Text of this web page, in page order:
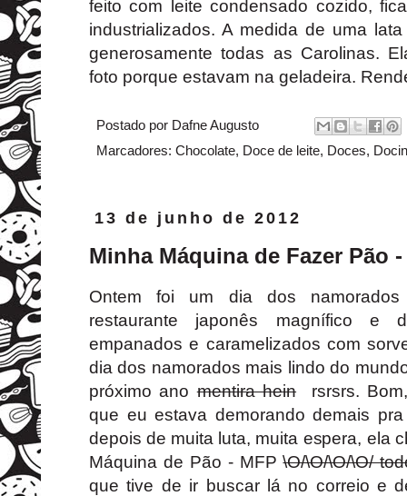
feito com leite condensado cozido,
industrializados. A medida de uma
generosamente todas as Carolinas.
foto porque estavam na geladeira.
Postado por Dafne Augusto
Marcadores: Chocolate, Doce de leite, Doces,
13 de junho de 2012
Minha Máquina de Fazer Pão -
Ontem foi um dia dos
restaurante japonês magnífico e
empanados e caramelizados com
dia dos namorados mais lindo do
próximo anomentira heinrsrsrs.
que eu estava demorando demais
depois de muita luta, muita espera, ela
Máquina de Pão - MFP\O/\O/\O/\O/
que tive de ir buscar lá no correio e